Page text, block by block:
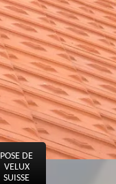
POSE DE
VELUX
SUISSE